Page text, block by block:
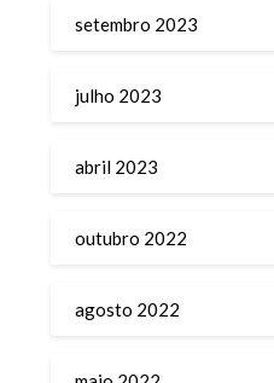
setembro 2023
julho 2023
abril 2023
outubro 2022
agosto 2022